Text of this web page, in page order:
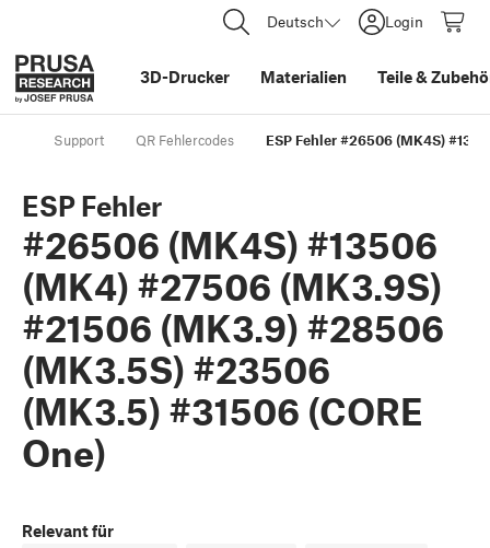
Deutsch Login
3D-Drucker Materialien Teile&
Support QR Fehlercodes ESP Fehler #26506 (MK4S)
ESP Fehler
#26506 (MK4S) #13506
(MK4) #27506 (MK3.9S)
#21506 (MK3.9) #28506
(MK3.5S) #23506
(MK3.5) #31506 (CORE
One)
Relevant für